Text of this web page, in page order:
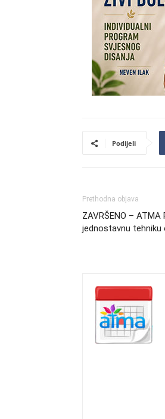
Podijeli
Prethodna objava
ZAVRŠENO –
jednostavnu